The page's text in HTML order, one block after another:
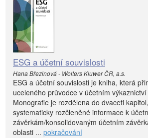
ESG a účetní souvislosti
Hana Březinová - Wolters Kluwer ČR, a.s.
ESG a účetní souvislosti je kniha, která
uceleného průvodce v účetním
Monografie je rozdělena do dvaceti
systematicky rozčleněné informace k
závěrkám/konsolidovaným účetním
oblasti ... pokračování